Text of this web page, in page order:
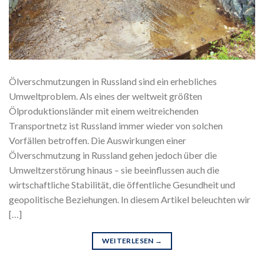
Ölverschmutzungen in Russland sind ein erhebliches
Umweltproblem. Als eines der weltweit größten
Ölproduktionsländer mit einem weitreichenden
Transportnetz ist Russland immer wieder von solchen
Vorfällen betroffen. Die Auswirkungen einer
Ölverschmutzung in Russland gehen jedoch über die
Umweltzerstörung hinaus – sie beeinflussen auch die
wirtschaftliche Stabilität, die öffentliche Gesundheit und
geopolitische Beziehungen. In diesem Artikel beleuchten wir
[…]
WEITERLESEN →